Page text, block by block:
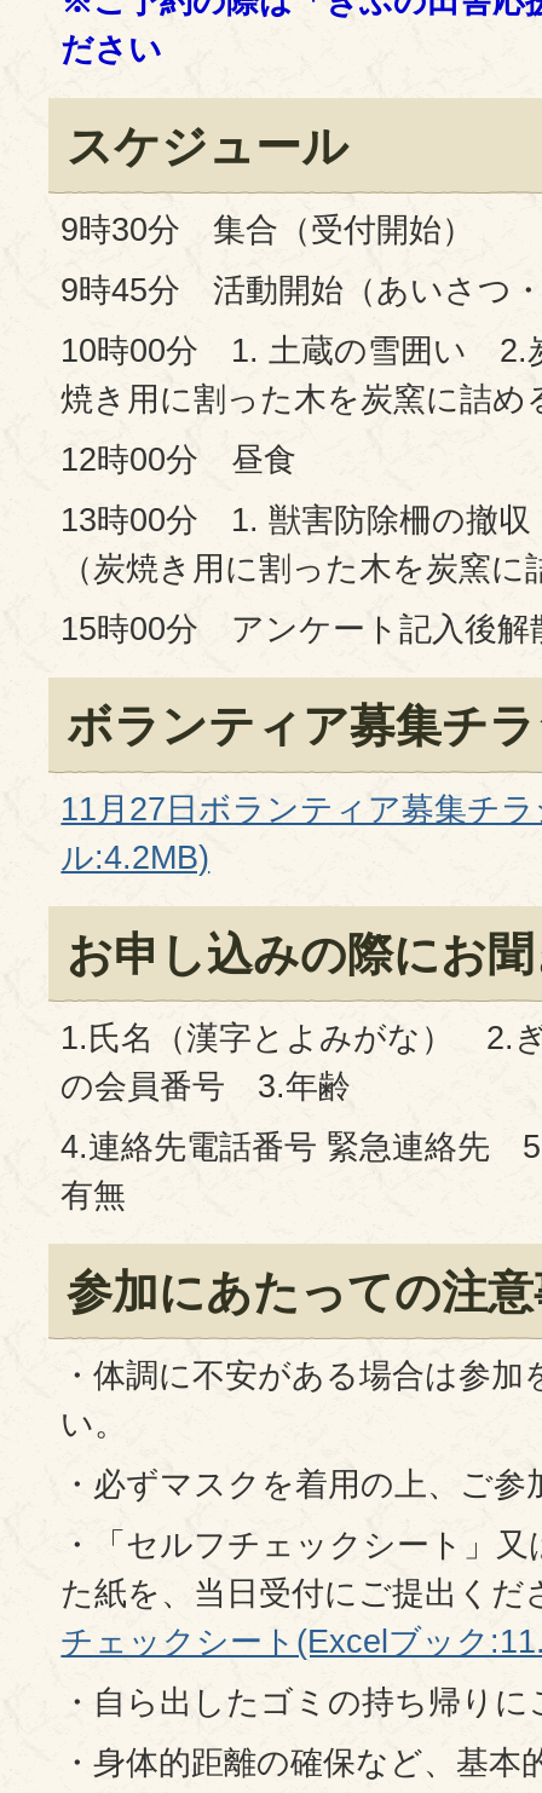
ださい
スケジュール
9時30分 集合（受付開始）
9時45分 活動開始（あいさつ
10時00分 1. 土蔵の雪囲い 2.
焼き用に割った木を炭窯に詰め
12時00分 昼食
13時00分 1. 獣害防除柵の撤
（炭焼き用に割った木を炭窯に
15時00分 アンケート記入後解
ボランティア募集チ
11月27日ボランティア募集チ
ル:4.2MB)
お申し込みの際にお
1.氏名（漢字とよみがな） 2.
の会員番号 3.年齢
4.連絡先電話番号 緊急連絡先
有無
参加にあたっての注
・体調に不安がある場合は参
い。
・必ずマスクを着用の上、ご
・「セルフチェックシート」
た紙を、当日受付にご提出くだ
チェックシート(Excelブック
・自ら出したゴミの持ち帰り
・身体的距離の確保など、基本